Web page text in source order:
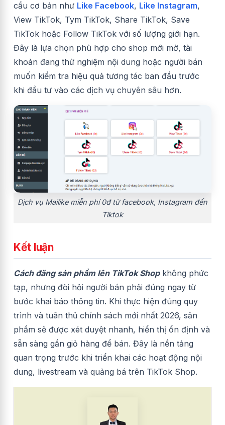
cầu cơ bản như Like Facebook, Like Instagram,
View TikTok, Tym TikTok, Share TikTok, Save
TikTok hoặc Follow TikTok với số lượng giới hạn.
Đây là lựa chọn phù hợp cho shop mới mở, tài
khoản đang thử nghiệm nội dung hoặc người bán
muốn kiểm tra hiệu quả tương tác ban đầu trước
khi đầu tư vào các dịch vụ chuyên sâu hơn.
Dịch vụ Mailike miễn phí 0đ từ facebook, Instagram đến
Tiktok
Kết luận
Cách đăng sản phẩm lên TikTok Shopkhông phức
tạp, nhưng đòi hỏi người bán phải đúng ngay từ
bước khai báo thông tin. Khi thực hiện đúng quy
trình và tuân thủ chính sách mới nhất 2026, sản
phẩm sẽ được xét duyệt nhanh, hiển thị ổn định và
sẵn sàng gắn giỏ hàng để bán. Đây là nền tảng
quan trọng trước khi triển khai các hoạt động nội
dung, livestream và quảng bá trên TikTok Shop.